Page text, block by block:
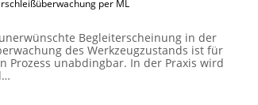
per ML
Begleiterscheinung in der
des Werkzeugzustands ist für
Prozess unabdingbar. In der Praxis wird